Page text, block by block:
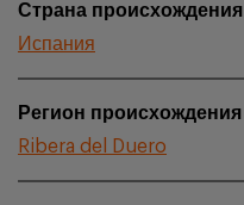
Страна происхождения
Испания
Регион происхождения
Ribera del Duero